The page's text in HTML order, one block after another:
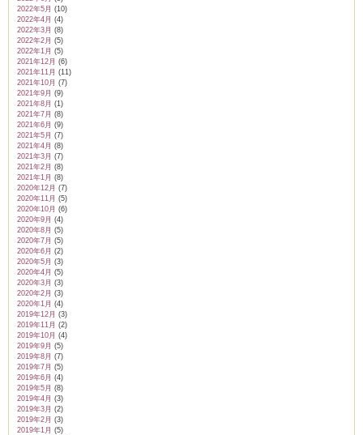
2022年5月 (10)
2022年4月 (4)
2022年3月 (8)
2022年2月 (5)
2022年1月 (5)
2021年12月 (6)
2021年11月 (11)
2021年10月 (7)
2021年9月 (9)
2021年8月 (1)
2021年7月 (8)
2021年6月 (9)
2021年5月 (7)
2021年4月 (8)
2021年3月 (7)
2021年2月 (8)
2021年1月 (8)
2020年12月 (7)
2020年11月 (5)
2020年10月 (6)
2020年9月 (4)
2020年8月 (5)
2020年7月 (5)
2020年6月 (2)
2020年5月 (3)
2020年4月 (5)
2020年3月 (3)
2020年2月 (3)
2020年1月 (4)
2019年12月 (3)
2019年11月 (2)
2019年10月 (4)
2019年9月 (5)
2019年8月 (7)
2019年7月 (5)
2019年6月 (4)
2019年5月 (8)
2019年4月 (3)
2019年3月 (2)
2019年2月 (3)
2019年1月 (5)